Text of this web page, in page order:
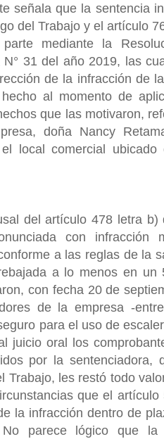
señala que la sentencia
del Trabajo y el artículo
mediante la
N° 31 del año 2019, las
de la infracción de
al momento de
que las motivaron,
doña Nancy
local comercial
del artículo 478 letra
con infracción
a las reglas de la
a lo menos en un
con fecha 20 de
de la empresa -
para el uso de
juicio oral los
por la sentenciadora,
Trabajo, les restó todo
que el
la infracción dentro de
parece lógico que la